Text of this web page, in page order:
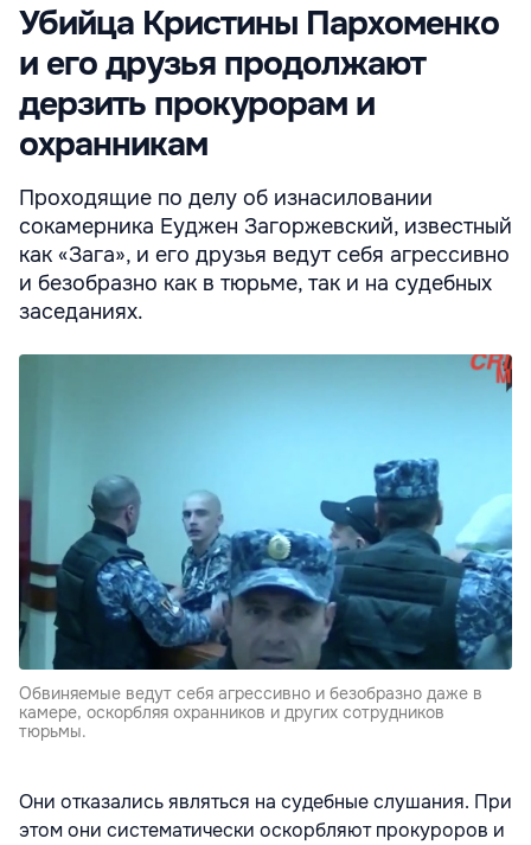
Убийца Кристины Пархоменко
и его друзья продолжают
дерзить прокурорам и
охранникам
Проходящие по делу об изнасиловании
сокамерника Еуджен Загоржевский, известный
как «Зага», и его друзья ведут себя агрессивно
и безобразно как в тюрьме, так и на судебных
заседаниях.
Обвиняемые ведут себя агрессивно и безобразно даже в
камере, оскорбляя охранников и других сотрудников
тюрьмы.
Они отказались являться на судебные слушания. При
этом они систематически оскорбляют прокуроров и